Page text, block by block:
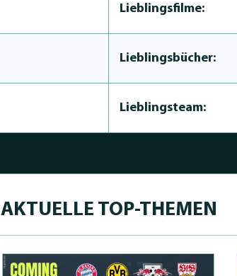
Lieblingsfilme:
Lieblingsbücher:
Lieblingsteam:
AKTUELLE TOP-THEMEN